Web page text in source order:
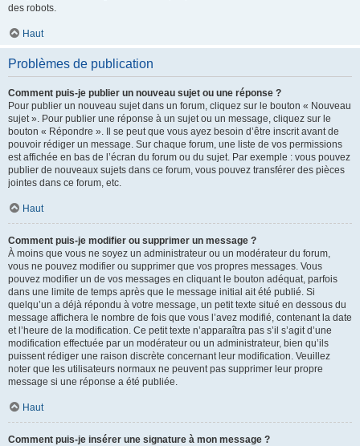
des robots.
Haut
Problèmes de publication
Comment puis-je publier un nouveau sujet ou une réponse ?
Pour publier un nouveau sujet dans un forum, cliquez sur le bouton « Nouveau
sujet ». Pour publier une réponse à un sujet ou un message, cliquez sur le
bouton « Répondre ». Il se peut que vous ayez besoin d’être inscrit avant de
pouvoir rédiger un message. Sur chaque forum, une liste de vos permissions
est affichée en bas de l’écran du forum ou du sujet. Par exemple : vous pouvez
publier de nouveaux sujets dans ce forum, vous pouvez transférer des pièces
jointes dans ce forum, etc.
Haut
Comment puis-je modifier ou supprimer un message ?
À moins que vous ne soyez un administrateur ou un modérateur du forum,
vous ne pouvez modifier ou supprimer que vos propres messages. Vous
pouvez modifier un de vos messages en cliquant le bouton adéquat, parfois
dans une limite de temps après que le message initial ait été publié. Si
quelqu’un a déjà répondu à votre message, un petit texte situé en dessous du
message affichera le nombre de fois que vous l’avez modifié, contenant la date
et l’heure de la modification. Ce petit texte n’apparaîtra pas s’il s’agit d’une
modification effectuée par un modérateur ou un administrateur, bien qu’ils
puissent rédiger une raison discrète concernant leur modification. Veuillez
noter que les utilisateurs normaux ne peuvent pas supprimer leur propre
message si une réponse a été publiée.
Haut
Comment puis-je insérer une signature à mon message ?